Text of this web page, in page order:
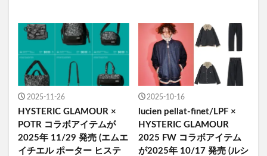
2025-11-26
HYSTERIC GLAMOUR ×
POTR コラボアイテムが
2025年 11/29 発売 (エムエ
イチエル ポーター ヒステ
2025-10-16
lucien pellat-finet/LPF ×
HYSTERIC GLAMOUR
2025 FW コラボアイテム
が2025年 10/17 発売 (ルシ